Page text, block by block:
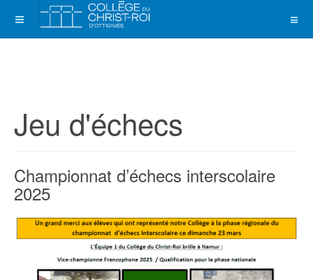
Jeu d'échecs
Championnat d’échecs interscolaire
2025